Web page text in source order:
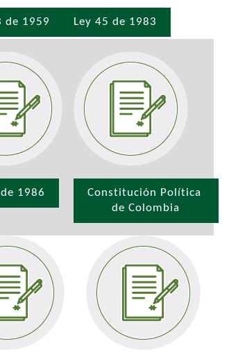
de 1959 Ley 45 de 1983
1986
Constitución Política
de Colombia